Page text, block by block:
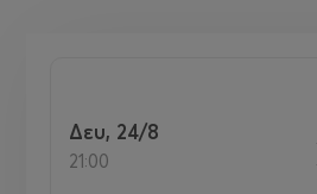
Δευ, 24/8
21:00